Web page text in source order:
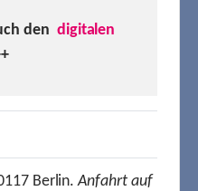
den digitalen
Berlin.Anfahrt auf